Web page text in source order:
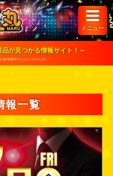
メニュー
が見つかる情報サイト！～
の情報サイトとなっております。
報一覧